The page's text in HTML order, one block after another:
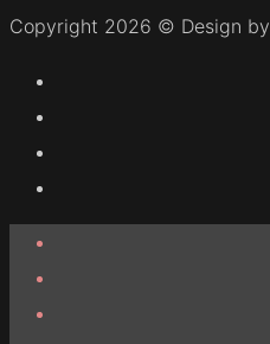
Copyright 2026 © Design by